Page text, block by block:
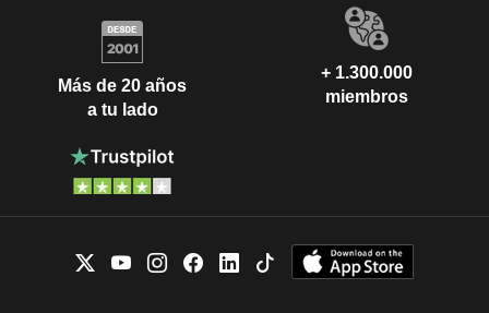
Más de 20 años
a tu lado
+ 1.300.000
miembros